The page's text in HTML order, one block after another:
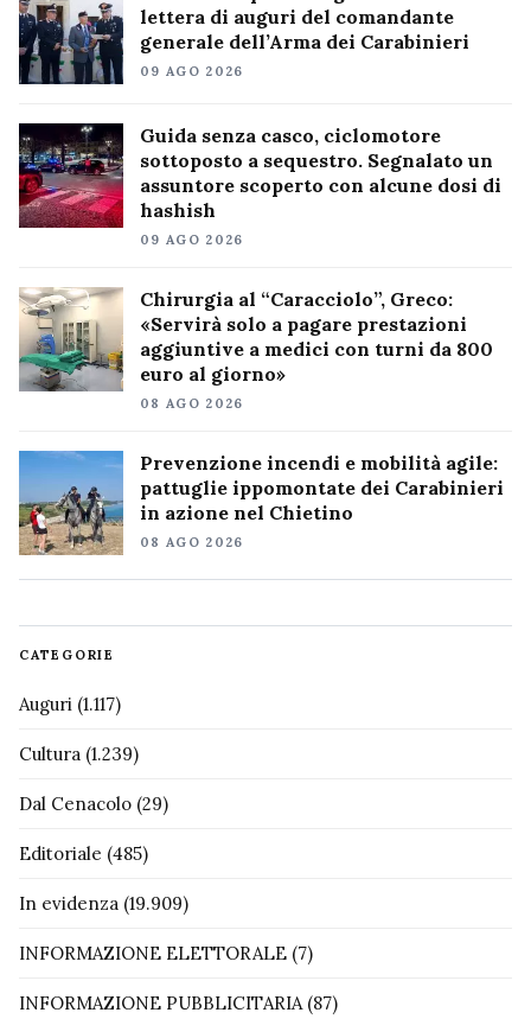
lettera di auguri del comandante
generale dell’Arma dei Carabinieri
09 AGO 2026
Guida senza casco, ciclomotore
sottoposto a sequestro. Segnalato un
assuntore scoperto con alcune dosi di
hashish
09 AGO 2026
Chirurgia al “Caracciolo”, Greco:
«Servirà solo a pagare prestazioni
aggiuntive a medici con turni da 800
euro al giorno»
08 AGO 2026
Prevenzione incendi e mobilità agile:
pattuglie ippomontate dei Carabinieri
in azione nel Chietino
08 AGO 2026
CATEGORIE
Auguri (1.117)
Cultura (1.239)
Dal Cenacolo (29)
Editoriale (485)
In evidenza (19.909)
INFORMAZIONE ELETTORALE (7)
INFORMAZIONE PUBBLICITARIA (87)